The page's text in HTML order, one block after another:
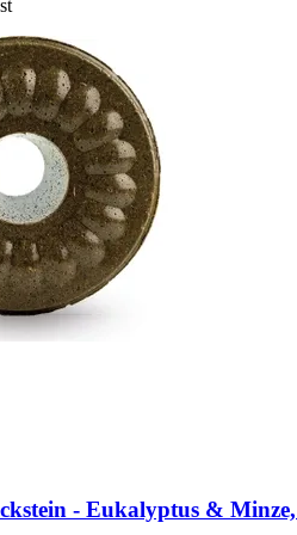
-​ Eukalyptus &